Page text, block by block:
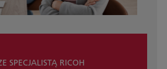
SPECJALISTĄ RICOH